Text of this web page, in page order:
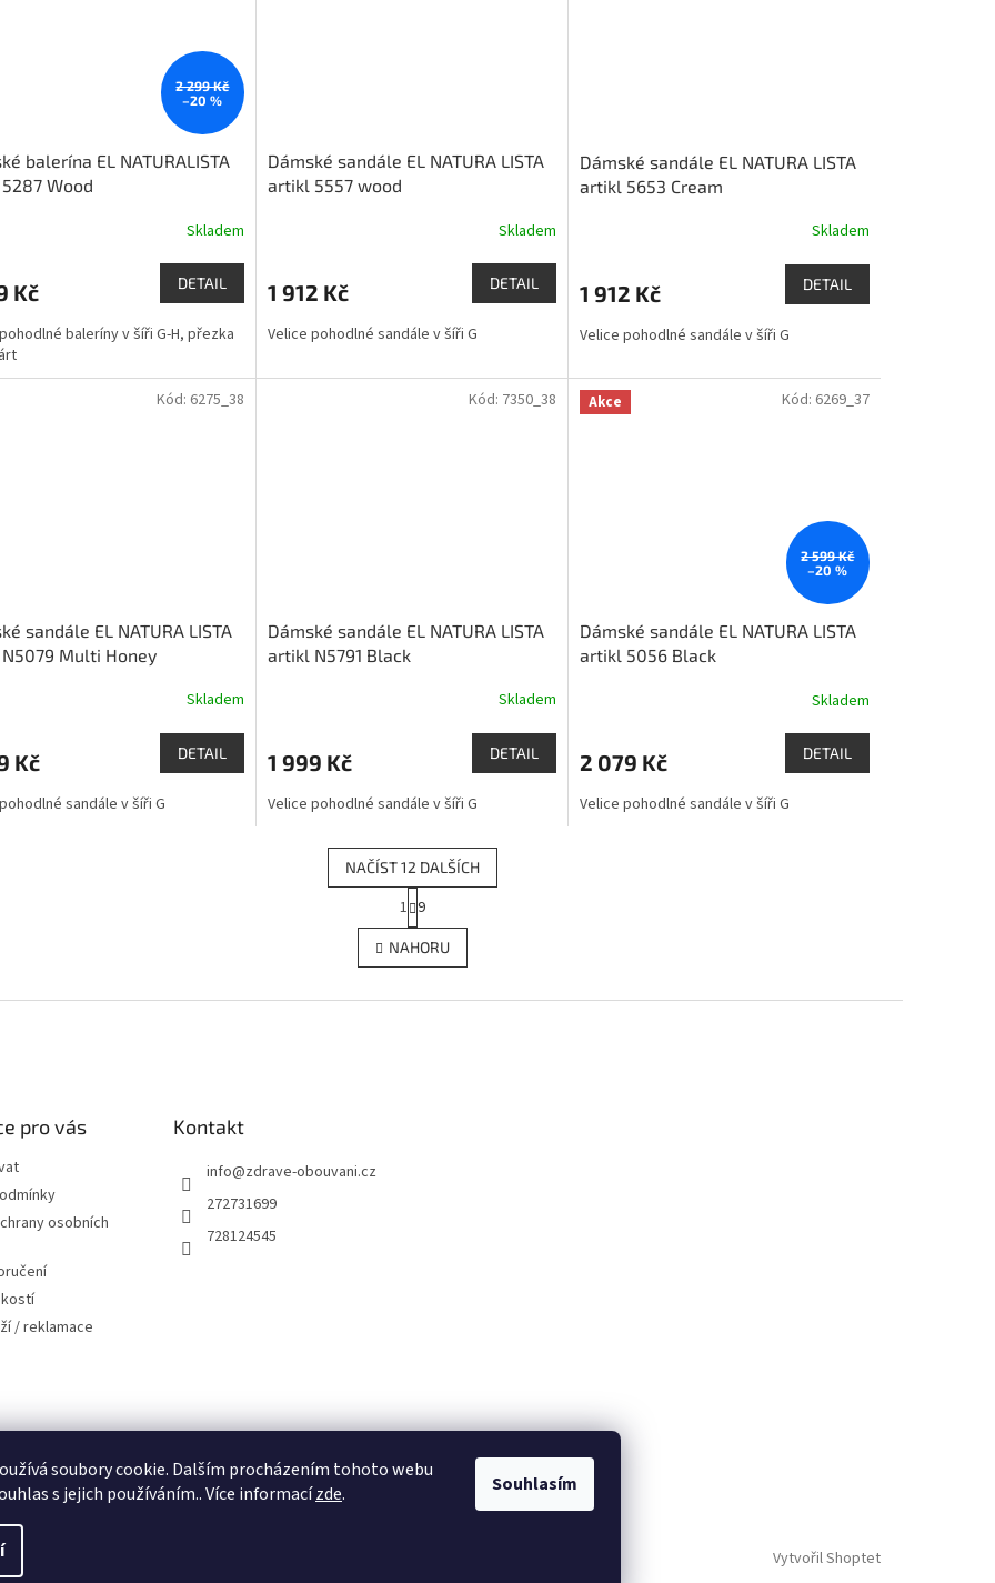
soubory cookie. Dalším procházením tohoto webu
s jejich používáním.. Více informacízde. Souhlasím
2 299 Kč
–20 %
balerína EL NATURALISTA
Wood
Skladem
Kč DETAIL
baleríny v šíři G-H, přezka
Dámské sandále EL NATURA LISTA
artikl 5557 wood
Skladem
1 912 Kč DETAIL
Velice pohodlné sandále v šíři G
Dámské sandále EL NATURA LISTA
artikl 5653 Cream
Skladem
1 912 Kč DETAIL
Velice pohodlné sandále v šíři G
sandále EL NATURA LISTA
Multi Honey
Skladem
Kč DETAIL
sandále v šíři G
Kód: 6275_38
Dámské sandále EL NATURA LISTA
artikl N5791 Black
Skladem
1 999 Kč DETAIL
Velice pohodlné sandále v šíři G
Kód: 7350_38 Akce
2 599 Kč
–20 %
Dámské sandále EL NATURA LISTA
artikl 5056 Black
Skladem
2 079 Kč DETAIL
Velice pohodlné sandále v šíři G
Kód: 6269_37
O
v
l
d
NAČÍST 12 DALŠÍCH
t
r
á
n
1 9
NAHORU
pro vás
osobních
/ reklamace
Kontakt
info@zdrave-obouvani.cz
272731699
728124545
Vytvořil Shoptet